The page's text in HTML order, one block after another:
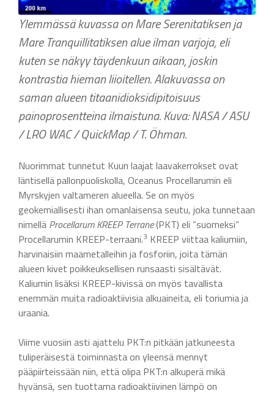
Ylemmässä kuvassa on Mare Serenitatiksen ja
Mare Tranquillitatiksen alue ilman varjoja, eli
kuten se näkyy täydenkuun aikaan, joskin
kontrastia hieman liioitellen. Alakuvassa on
saman alueen titaanidioksidipitoisuus
painoprosentteina ilmaistuna. Kuva: NASA / ASU
/ LRO WAC / QuickMap / T. Öhman.
Nuorimmat tunnetut Kuun laajat laavakerrokset ovat
läntisellä pallonpuoliskolla, Oceanus Procellarumin eli
Myrskyjen valtameren alueella. Se on myös
geokemiallisesti ihan omanlaisensa seutu, joka tunnetaan
nimellä Procellarum KREEP Terrane(PKT) eli ”suomeksi”
Procellarumin KREEP-terraani.3 KREEP viittaa kaliumiin,
harvinaisiin maametalleihin ja fosforiin, joita tämän
alueen kivet poikkeuksellisen runsaasti sisältävät.
Kaliumin lisäksi KREEP-kivissä on myös tavallista
enemmän muita radioaktiivisia alkuaineita, eli toriumia ja
uraania.
Viime vuosiin asti ajattelu PKT:n pitkään jatkuneesta
tuliperäisestä toiminnasta on yleensä mennyt
pääpiirteissään niin, että olipa PKT:n alkuperä mikä
hyvänsä, sen tuottama radioaktiivinen lämpö on